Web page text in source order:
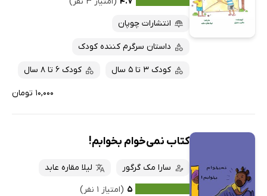
انتشارات چوپان
داستان سرگرم کننده کودک
کودک 3 تا 5 سال کودک 6 تا 8 سال
۱۰,۰۰۰ تومان
کتاب نمی‌خوام بخوابم!
سارا مک گرگور
لیلا مقاره عابد
۵ (امتیاز ۱ نفر)